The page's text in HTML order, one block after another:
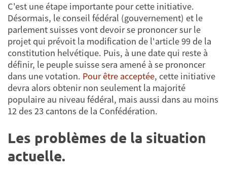
C'est une étape importante pour cette initiative.
Désormais, le conseil fédéral (gouvernement) et le
parlement suisses vont devoir se prononcer sur le
projet qui prévoit la modification de l'article 99 de la
constitution helvétique. Puis, à une date qui reste à
définir, le peuple suisse sera amené à se prononcer
dans une votation. Pour être acceptée, cette initiative
devra alors obtenir non seulement la majorité
populaire au niveau fédéral, mais aussi dans au moins
12 des 23 cantons de la Confédération.
Les problèmes de la situation
actuelle.